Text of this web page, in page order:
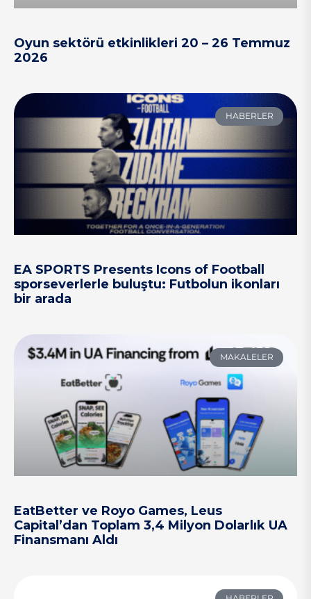
Oyun sektörü etkinlikleri 20 – 26 Temmuz
2026
HABERLER
EA SPORTS Presents Icons of Football
sporseverlerle buluştu: Futbolun ikonları
bir arada
MAKALELER
EatBetter ve Royo Games, Leus
Capital’dan Toplam 3,4 Milyon Dolarlık UA
Finansmanı Aldı